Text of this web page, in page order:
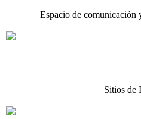
Espacio de comunicación
Sitios de